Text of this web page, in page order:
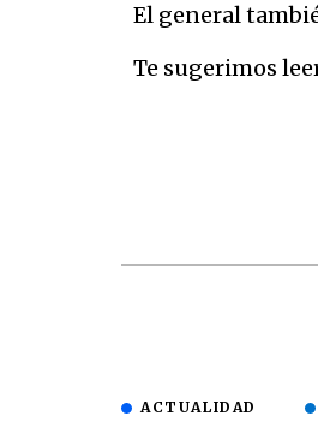
El general
Te sugerimos
ACTUALIDAD